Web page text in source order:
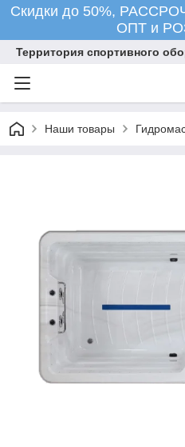
Скидки до 50%,
ОПТ и
Территория спортивного
Наши товары